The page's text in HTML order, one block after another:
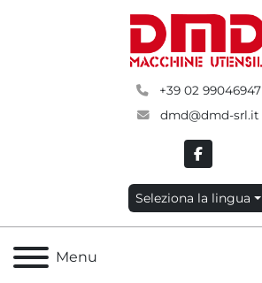
+39 02 99046947
dmd@dmd-srl.it
facebook
Seleziona la lingua
Menu